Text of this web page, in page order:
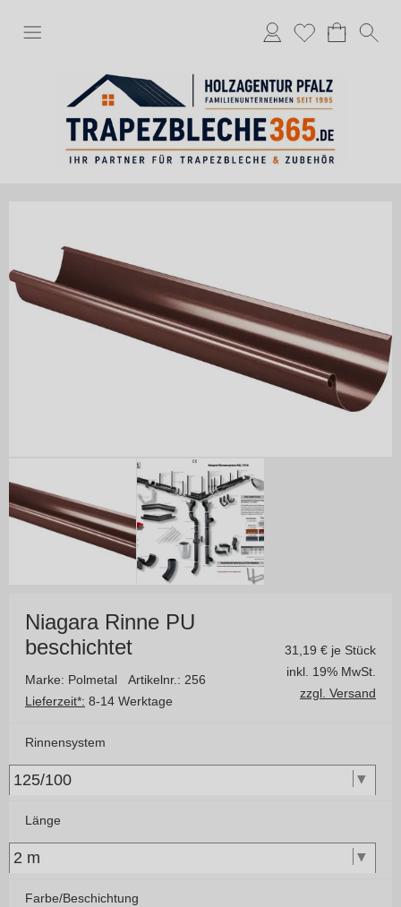
Niagara Rinne PU
beschichtet
Marke: Polmetal Artikelnr.: 256
Lieferzeit*: 8-14 Werktage
31,19 € je Stück
inkl. 19% MwSt.
zzgl. Versand
Rinnensystem
Länge
Farbe/Beschichtung